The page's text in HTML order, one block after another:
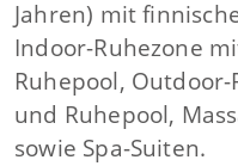
Jahren) mit
Indoor-Ruhezone
Ruhepool,
und Ruhepool,
sowie Spa-Suiten.